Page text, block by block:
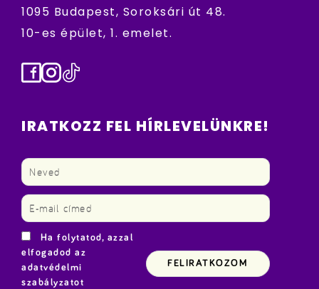
1095 Budapest, Soroksári út 48.
10-es épület, 1. emelet.
Facebook
Instagram
TikTok
IRATKOZZ FEL HÍRLEVELÜNKRE!
Ha folytatod, azzal
elfogadod az
adatvédelmi
szabályzatot